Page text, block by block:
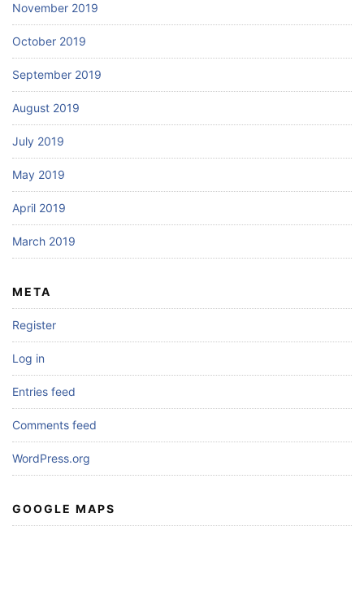
November 2019
October 2019
September 2019
August 2019
July 2019
May 2019
April 2019
March 2019
META
Register
Log in
Entries feed
Comments feed
WordPress.org
GOOGLE MAPS